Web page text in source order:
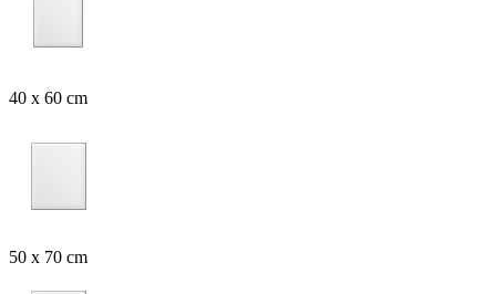
40 x 60 cm
50 x 70 cm